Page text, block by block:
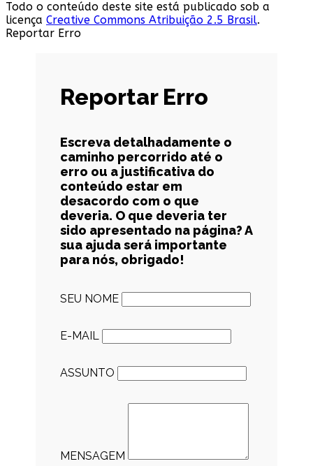
Todo o conteúdo deste site está publicado sob a
licença Creative Commons Atribuição 2.5 Brasil.
Reportar Erro
Reportar Erro
Escreva detalhadamente o
caminho percorrido até o
erro ou a justificativa do
conteúdo estar em
desacordo com o que
deveria. O que deveria ter
sido apresentado na página? A
sua ajuda será importante
para nós, obrigado!
SEU NOME
E-MAIL
ASSUNTO
MENSAGEM